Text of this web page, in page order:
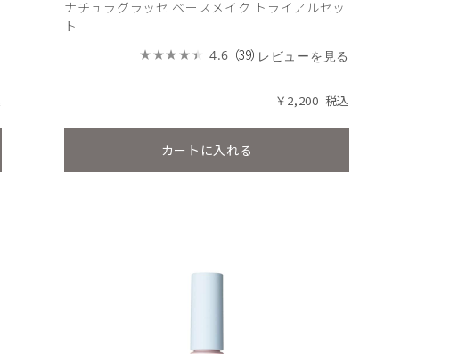
ナチュラグラッセ ベースメイク トライアルセッ
ト
4.6 （39） レビューを見る
￥2,200
カートに入れる